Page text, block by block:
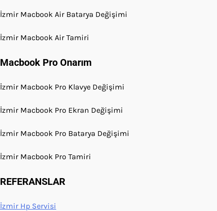
İzmir Macbook Air Batarya Değişimi
İzmir Macbook Air Tamiri
Macbook Pro Onarım
İzmir Macbook Pro Klavye Değişimi
İzmir Macbook Pro Ekran Değişimi
İzmir Macbook Pro Batarya Değişimi
İzmir Macbook Pro Tamiri
REFERANSLAR
İzmir Hp Servisi